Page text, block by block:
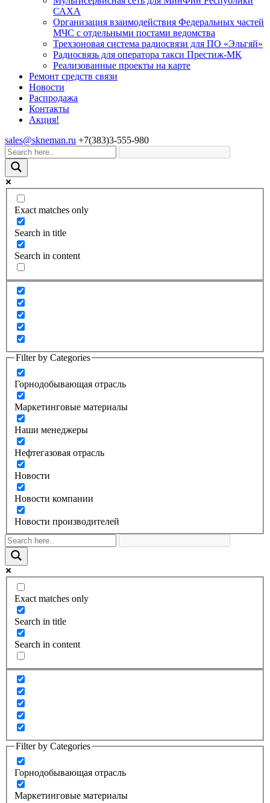
САХА
Организация взаимодействия Федеральных частей
МЧС с отдельными постами ведомства
Трехзоновая система радиосвязи для ПО «Эльгяй»
Радиосвязь для оператора такси Престиж-МК
Реализованные проекты на карте
Ремонт средств связи
Новости
Распродажа
Контакты
Акция!
sales@skneman.ru +7(383)3-555-980
Exact matches only
Search in title
Search in content
Filter by Categories
Горнодобывающая отрасль
Маркетинговые материалы
Наши менеджеры
Нефтегазовая отрасль
Новости
Новости компании
Новости производителей
Exact matches only
Search in title
Search in content
Filter by Categories
Горнодобывающая отрасль
Маркетинговые материалы